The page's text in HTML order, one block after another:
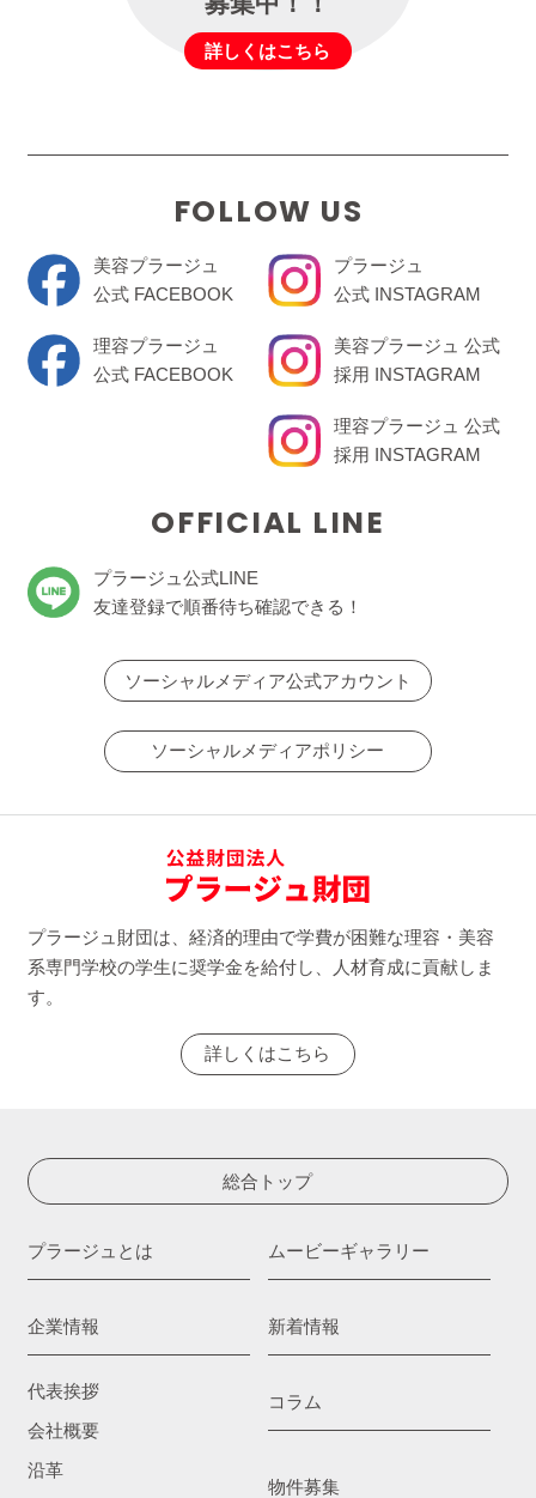
詳しくはこちら
FOLLOW US
美容プラージュ
公式 FACEBOOK
理容プラージュ
公式 FACEBOOK
プラージュ
公式 INSTAGRAM
美容プラージュ 公式
採用 INSTAGRAM
理容プラージュ 公式
採用 INSTAGRAM
OFFICIAL LINE
プラージュ公式LINE
友達登録で順番待ち確認できる！
ソーシャルメディア公式アカウント
ソーシャルメディアポリシー
プラージュ財団は、経済的理由で学費が困難な理容・美容
系専門学校の学生に奨学金を給付し、人材育成に貢献しま
す。
詳しくはこちら
総合トップ
プラージュとは
企業情報
代表挨拶
会社概要
沿革
ムービーギャラリー
新着情報
コラム
物件募集